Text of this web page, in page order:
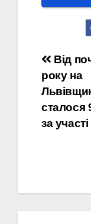
Від
року на
сталося
за